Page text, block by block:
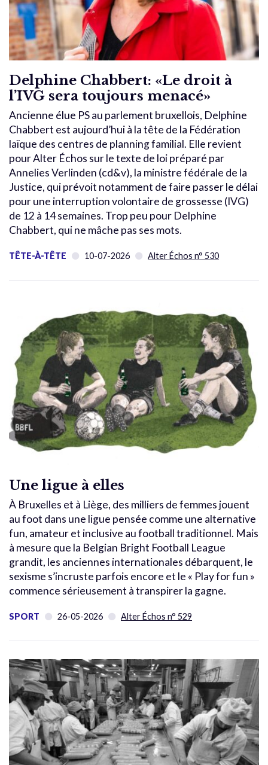
Delphine Chabbert: «Le droit à
l’IVG sera toujours menacé»
Ancienne élue PS au parlement bruxellois, Delphine
Chabbert est aujourd’hui à la tête de la Fédération
laïque des centres de planning familial. Elle revient
pour Alter Échos sur le texte de loi préparé par
Annelies Verlinden (cd&v), la ministre fédérale de la
Justice, qui prévoit notamment de faire passer le délai
pour une interruption volontaire de grossesse (IVG)
de 12 à 14 semaines. Trop peu pour Delphine
Chabbert, qui ne mâche pas ses mots.
TÊTE-À-TÊTE 10-07-2026 Alter Échos n° 530
Une ligue à elles
À Bruxelles et à Liège, des milliers de femmes jouent
au foot dans une ligue pensée comme une alternative
fun, amateur et inclusive au football traditionnel. Mais
à mesure que la Belgian Bright Football League
grandit, les anciennes internationales débarquent, le
sexisme s’incruste parfois encore et le « Play for fun »
commence sérieusement à transpirer la gagne.
SPORT 26-05-2026 Alter Échos n° 529